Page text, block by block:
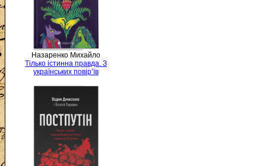
Назаренко Михайло
Тілько істинна правда. З
українських повір’їв